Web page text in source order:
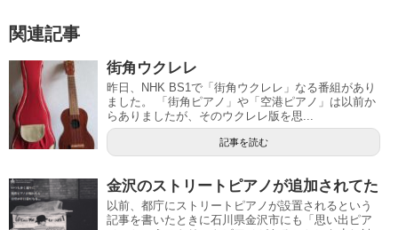
関連記事
街角ウクレレ
昨日、NHK BS1で「街角ウクレレ」なる番組があり
ました。 「街角ピアノ」や「空港ピアノ」は以前か
らありましたが、そのウクレレ版を思...
記事を読む
金沢のストリートピアノが追加されてた
以前、都庁にストリートピアノが設置されるという
記事を書いたときに石川県金沢市にも「思い出ピア